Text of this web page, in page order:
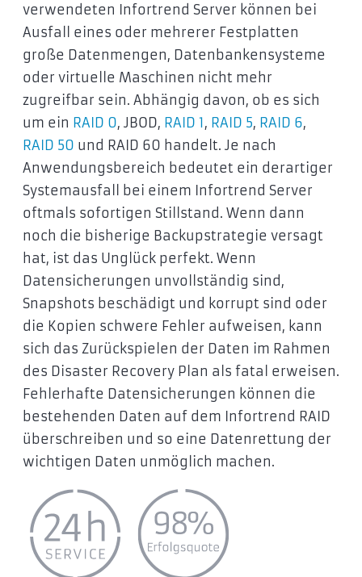
verwendeten Infortrend Server können bei
Ausfall eines oder mehrerer Festplatten
große Datenmengen, Datenbankensysteme
oder virtuelle Maschinen nicht mehr
zugreifbar sein. Abhängig davon, ob es sich
um ein RAID 0, JBOD, RAID 1, RAID 5, RAID 6,
RAID 50 und RAID 60 handelt. Je nach
Anwendungsbereich bedeutet ein derartiger
Systemausfall bei einem Infortrend Server
oftmals sofortigen Stillstand. Wenn dann
noch die bisherige Backupstrategie versagt
hat, ist das Unglück perfekt. Wenn
Datensicherungen unvollständig sind,
Snapshots beschädigt und korrupt sind oder
die Kopien schwere Fehler aufweisen, kann
sich das Zurückspielen der Daten im Rahmen
des Disaster Recovery Plan als fatal erweisen.
Fehlerhafte Datensicherungen können die
bestehenden Daten auf dem Infortrend RAID
überschreiben und so eine Datenrettung der
wichtigen Daten unmöglich machen.